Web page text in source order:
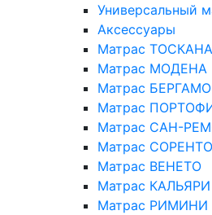
Универсальный
Аксессуары
Матрас ТОСКАНА
Матрас МОДЕНА
Матрас БЕРГАМО
Матрас
Матрас САН-
Матрас СОРЕНТО
Матрас ВЕНЕТО
Матрас КАЛЬЯРИ
Матрас РИМИНИ